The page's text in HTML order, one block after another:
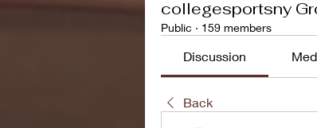
collegesportsny
Public · 159 members
Discussion
Back